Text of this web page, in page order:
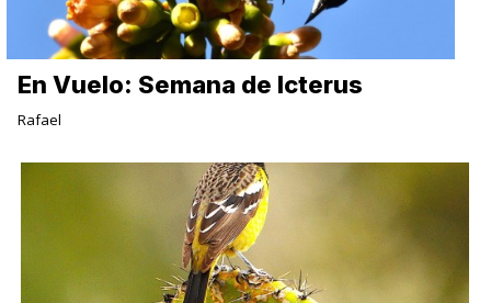
En Vuelo: Semana de Icterus
Rafael